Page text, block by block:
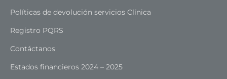
Políticas de devolución servicios Clínica
Registro PQRS
Contáctanos
Estados financieros 2024 – 2025